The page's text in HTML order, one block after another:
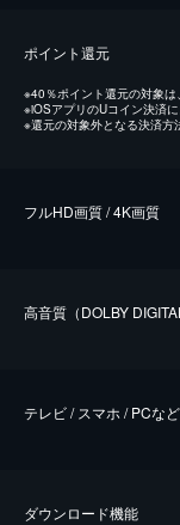
ポイント還元
※40％ポイント還元の対象は
※iOSアプリのUコイン決済
※還元の対象外となる決済方
フルHD画質 / 4K画質
⾼⾳質（DOLBY
テレビ / スマホ / PCな
ダウンロード機能